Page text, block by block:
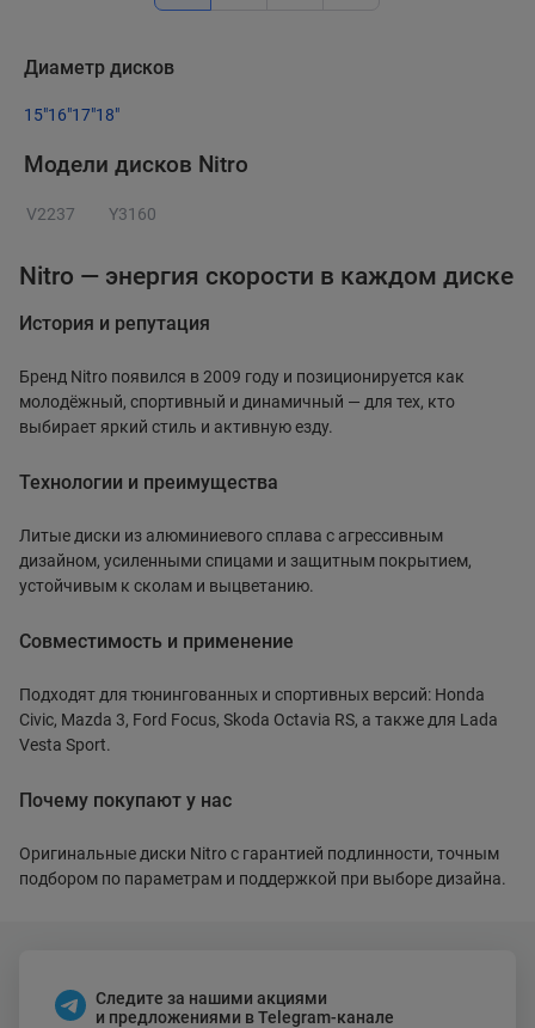
Диаметр дисков
15"16"17"18"
Модели дисков Nitro
V2237 Y3160
Nitro — энергия скорости в каждом диске
История и репутация
Бренд Nitro появился в 2009 году и позиционируется как
молодёжный, спортивный и динамичный — для тех, кто
выбирает яркий стиль и активную езду.
Технологии и преимущества
Литые диски из алюминиевого сплава с агрессивным
дизайном, усиленными спицами и защитным покрытием,
устойчивым к сколам и выцветанию.
Совместимость и применение
Подходят для тюнингованных и спортивных версий: Honda
Civic, Mazda 3, Ford Focus, Skoda Octavia RS, а также для Lada
Vesta Sport.
Почему покупают у нас
Оригинальные диски Nitro с гарантией подлинности, точным
подбором по параметрам и поддержкой при выборе дизайна.
Следите за нашими акциями
и предложениями в Telegram-канале